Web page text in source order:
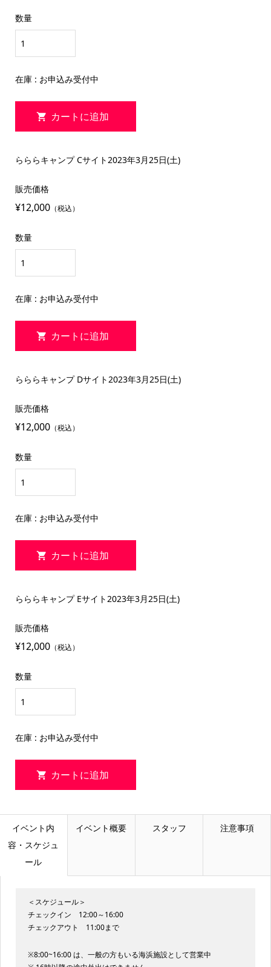
数量
在庫 : お申込み受付中
らららキャンプ Cサイト2023年3月25日(土)
販売価格
¥12,000（税込）
数量
在庫 : お申込み受付中
らららキャンプ Dサイト2023年3月25日(土)
販売価格
¥12,000（税込）
数量
在庫 : お申込み受付中
らららキャンプ Eサイト2023年3月25日(土)
販売価格
¥12,000（税込）
数量
在庫 : お申込み受付中
イベント内
容・スケジュ
ール
イベント概要 スタッフ 注意事項
＜スケジュール＞
チェックイン 12:00～16:00
チェックアウト 11:00まで
※8:00~16:00 は、一般の方もいる海浜施設として営業中